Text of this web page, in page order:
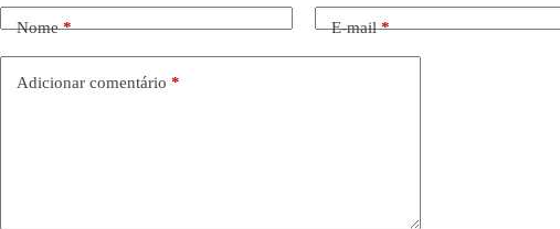
Nome* E-mail*
Adicionar comentário *